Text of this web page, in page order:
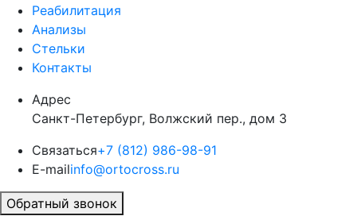
Реабилитация
Анализы
Стельки
Контакты
Адрес
Санкт-Петербург, Волжский пер., дом 3
Связаться+7 (812) 986-98-91
E-mailinfo@ortocross.ru
Обратный звонок